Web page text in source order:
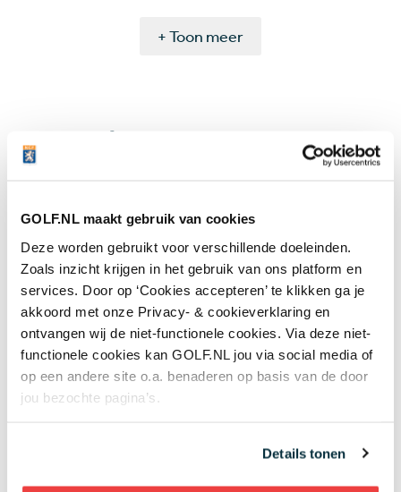
GOLF.NL maakt gebruik van cookies
Deze worden gebruikt voor verschillende doeleinden.
Zoals inzicht krijgen in het gebruik van ons platform en
services. Door op ‘Cookies accepteren’ te klikken ga je
akkoord met onze Privacy- & cookieverklaring en
ontvangen wij de niet-functionele cookies. Via deze niet-
functionele cookies kan GOLF.NL jou via social media of
op een andere site o.a. benaderen op basis van de door
jou bezochte pagina’s.
Details tonen
+ Toon meer
Meest gelezen
Luiten echt de makkelijkste
manier om te chippen
4 augustus 2026 Instructie
Donald Trump claimt twee
clubtitels op eigen baan: 'Ik heb
talent, zij hebben dat niet'
4 augustus 2026 Nieuws
van Dam op zoek naar eerste